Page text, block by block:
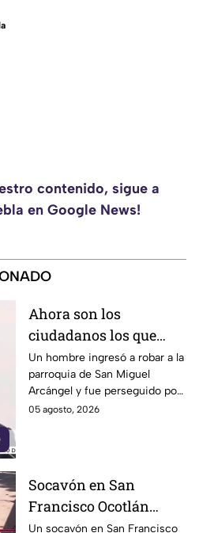
contenido, sigue a
en Google News!
Ahora son los
ciudadanos los que
detienen a los
delincuentes: feligreses
detienen a presunto
ladrón ante la
Armenta
Un hombre ingresó a robar a la
parroquia de San Miguel
Arcángel y fue perseguido por
los propios feligreses, quienes
vigilancia.
05 agosto, 2026
Socavón en San
Francisco Ocotlán
permanece abierto tras
Un socavón en San Francisco